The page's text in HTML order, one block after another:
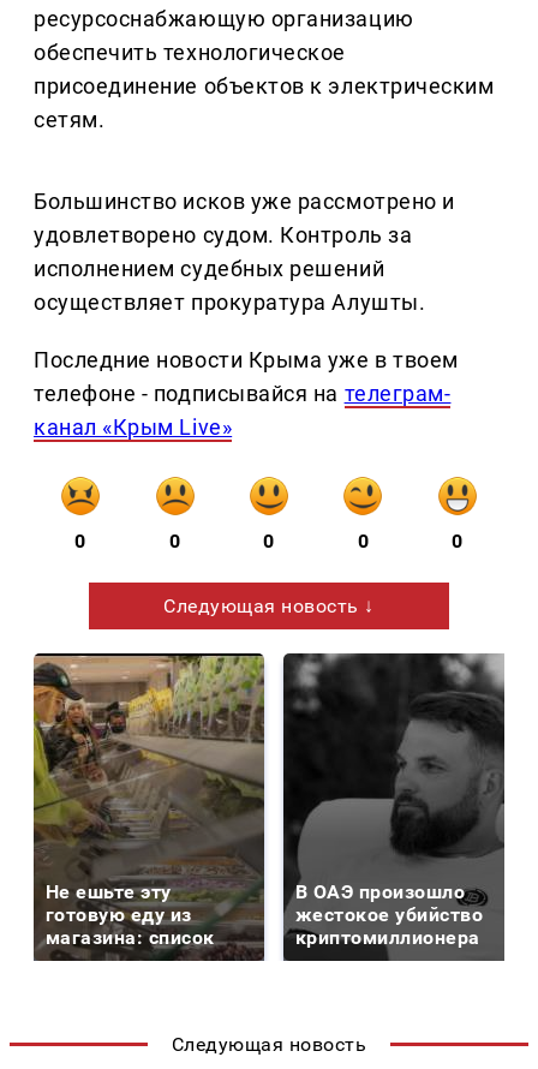
ресурсоснабжающую организацию
обеспечить технологическое
присоединение объектов к электрическим
сетям.
Большинство исков уже рассмотрено и
удовлетворено судом. Контроль за
исполнением судебных решений
осуществляет прокуратура Алушты.
Последние новости Крыма уже в твоем
телефоне - подписывайся на телеграм-
канал «Крым Live»
0 0 0 0 0
Следующая новость ↓
Не ешьте эту
готовую еду из
магазина: список
В ОАЭ произошло
жестокое убийство
криптомиллионера
Следующая новость